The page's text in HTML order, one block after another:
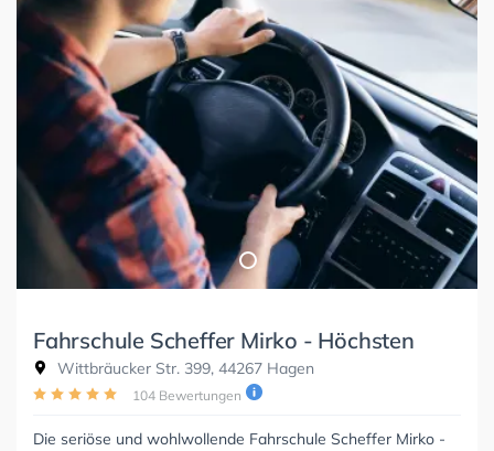
Fahrschule Scheffer Mirko - Höchsten
Wittbräucker Str. 399, 44267 Hagen
104 Bewertungen
Die seriöse und wohlwollende Fahrschule Scheffer Mirko -